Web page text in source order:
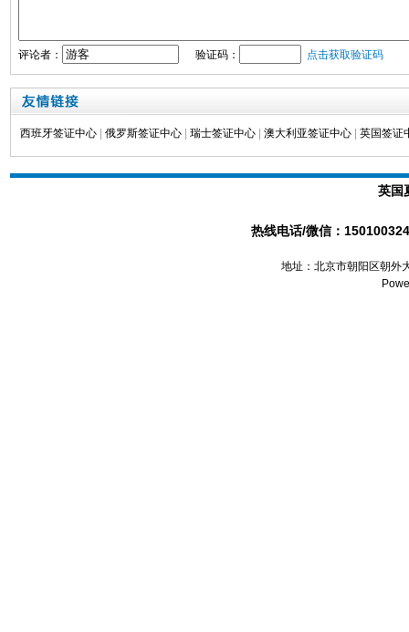
评论者： 验证码： 点击获取验证码
西班牙签证中心 俄罗斯签证中心 瑞士签证中心 澳大利亚签证中心 英国签证
英国
热线电话/微信：
地址：北京市朝阳区朝外